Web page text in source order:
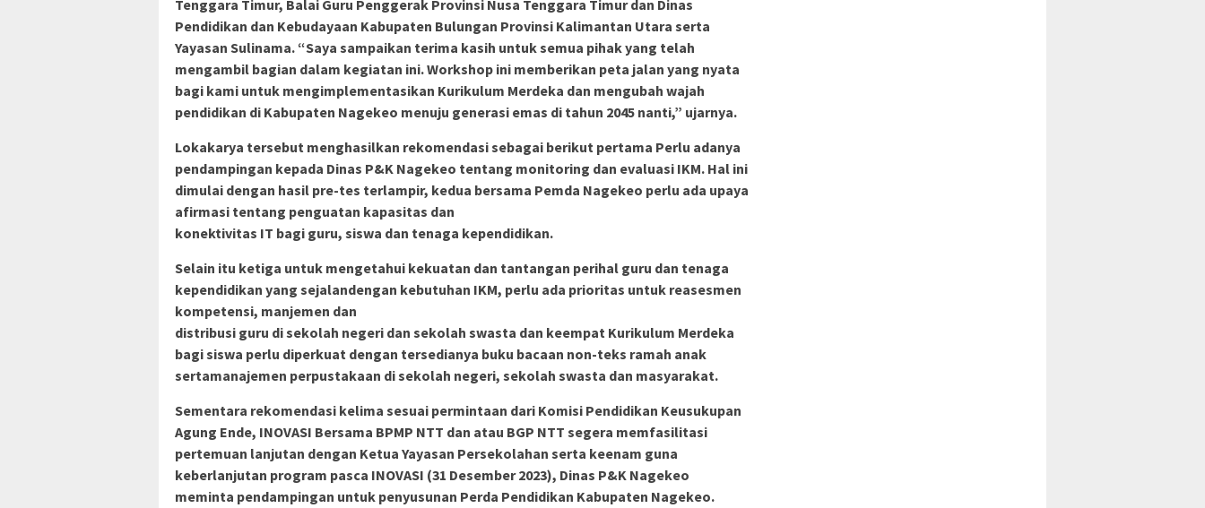
Tenggara Timur, Balai Guru Penggerak Provinsi Nusa Tenggara Timur dan Dinas
Pendidikan dan Kebudayaan Kabupaten Bulungan Provinsi Kalimantan Utara serta
Yayasan Sulinama. “Saya sampaikan terima kasih untuk semua pihak yang telah
mengambil bagian dalam kegiatan ini. Workshop ini memberikan peta jalan yang nyata
bagi kami untuk mengimplementasikan Kurikulum Merdeka dan mengubah wajah
pendidikan di Kabupaten Nagekeo menuju generasi emas di tahun 2045 nanti,” ujarnya.
Lokakarya tersebut menghasilkan rekomendasi sebagai berikut pertama Perlu adanya
pendampingan kepada Dinas P&K Nagekeo tentang monitoring dan evaluasi IKM. Hal ini
dimulai dengan hasil pre-tes terlampir, kedua bersama Pemda Nagekeo perlu ada upaya
afirmasi tentang penguatan kapasitas dan
konektivitas IT bagi guru, siswa dan tenaga kependidikan.
Selain itu ketiga untuk mengetahui kekuatan dan tantangan perihal guru dan tenaga
kependidikan yang sejalandengan kebutuhan IKM, perlu ada prioritas untuk reasesmen
kompetensi, manjemen dan
distribusi guru di sekolah negeri dan sekolah swasta dan keempat Kurikulum Merdeka
bagi siswa perlu diperkuat dengan tersedianya buku bacaan non-teks ramah anak
sertamanajemen perpustakaan di sekolah negeri, sekolah swasta dan masyarakat.
Sementara rekomendasi kelima sesuai permintaan dari Komisi Pendidikan Keusukupan
Agung Ende, INOVASI Bersama BPMP NTT dan atau BGP NTT segera memfasilitasi
pertemuan lanjutan dengan Ketua Yayasan Persekolahan serta keenam guna
keberlanjutan program pasca INOVASI (31 Desember 2023), Dinas P&K Nagekeo
meminta pendampingan untuk penyusunan Perda Pendidikan Kabupaten Nagekeo.